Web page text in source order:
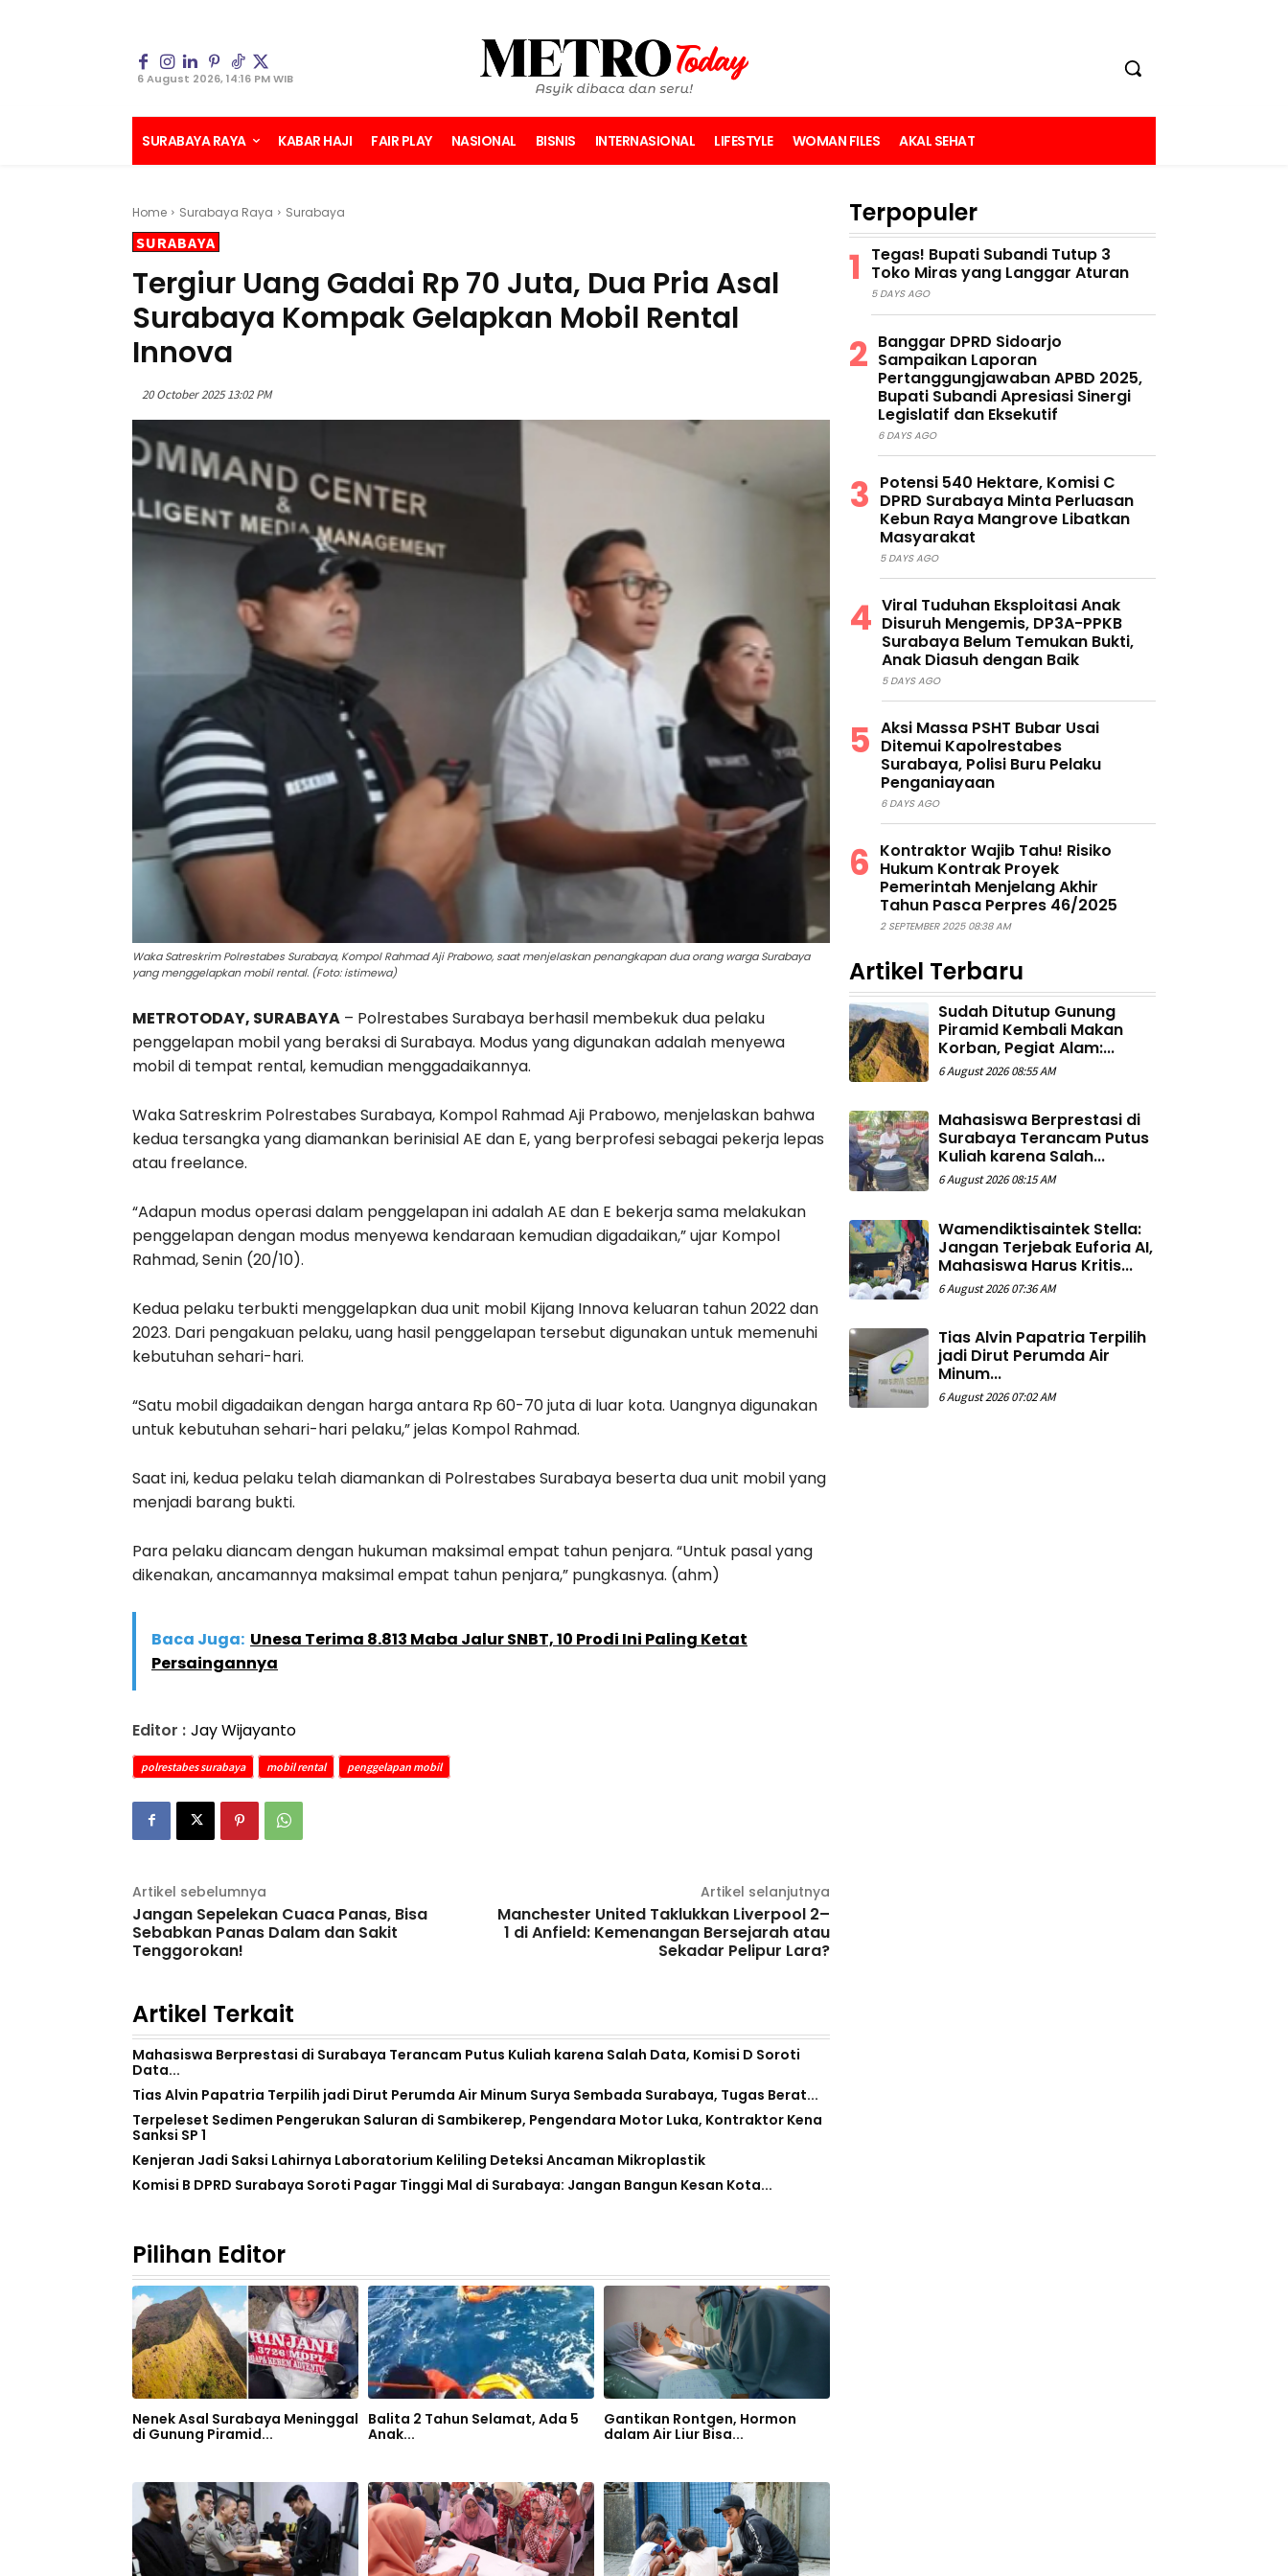
6 August 2026, 14:16 PM WIB
SURABAYA RAYA KABAR HAJI FAIR PLAY NASIONAL BISNIS INTERNASIONAL LIFESTYLE WOMAN FILES AKAL SEHAT
Home Surabaya Raya Surabaya
SURABAYA
Tergiur Uang Gadai Rp 70 Juta, Dua Pria Asal
Surabaya Kompak Gelapkan Mobil Rental
Innova
20 October 2025 13:02 PM
Waka Satreskrim Polrestabes Surabaya, Kompol Rahmad Aji Prabowo, saat menjelaskan penangkapan dua orang warga Surabaya
yang menggelapkan mobil rental. (Foto: istimewa)
METROTODAY, SURABAYA – Polrestabes Surabaya berhasil membekuk dua pelaku
penggelapan mobil yang beraksi di Surabaya. Modus yang digunakan adalah menyewa
mobil di tempat rental, kemudian menggadaikannya.
Waka Satreskrim Polrestabes Surabaya, Kompol Rahmad Aji Prabowo, menjelaskan bahwa
kedua tersangka yang diamankan berinisial AE dan E, yang berprofesi sebagai pekerja lepas
atau freelance.
“Adapun modus operasi dalam penggelapan ini adalah AE dan E bekerja sama melakukan
penggelapan dengan modus menyewa kendaraan kemudian digadaikan,” ujar Kompol
Rahmad, Senin (20/10).
Kedua pelaku terbukti menggelapkan dua unit mobil Kijang Innova keluaran tahun 2022 dan
2023. Dari pengakuan pelaku, uang hasil penggelapan tersebut digunakan untuk memenuhi
kebutuhan sehari-hari.
“Satu mobil digadaikan dengan harga antara Rp 60-70 juta di luar kota. Uangnya digunakan
untuk kebutuhan sehari-hari pelaku,” jelas Kompol Rahmad.
Saat ini, kedua pelaku telah diamankan di Polrestabes Surabaya beserta dua unit mobil yang
menjadi barang bukti.
Para pelaku diancam dengan hukuman maksimal empat tahun penjara. “Untuk pasal yang
dikenakan, ancamannya maksimal empat tahun penjara,” pungkasnya. (ahm)
Baca Juga: Unesa Terima 8.813 Maba Jalur SNBT, 10 Prodi Ini Paling Ketat
Persaingannya
Editor : Jay Wijayanto
polrestabes surabaya mobil rental penggelapan mobil
Artikel sebelumnya
Jangan Sepelekan Cuaca Panas, Bisa
Sebabkan Panas Dalam dan Sakit
Tenggorokan!
Artikel selanjutnya
Manchester United Taklukkan Liverpool 2–
1 di Anfield: Kemenangan Bersejarah atau
Sekadar Pelipur Lara?
Artikel Terkait
Mahasiswa Berprestasi di Surabaya Terancam Putus Kuliah karena Salah Data, Komisi D Soroti
Data...
Tias Alvin Papatria Terpilih jadi Dirut Perumda Air Minum Surya Sembada Surabaya, Tugas Berat...
Terpeleset Sedimen Pengerukan Saluran di Sambikerep, Pengendara Motor Luka, Kontraktor Kena
Sanksi SP 1
Kenjeran Jadi Saksi Lahirnya Laboratorium Keliling Deteksi Ancaman Mikroplastik
Komisi B DPRD Surabaya Soroti Pagar Tinggi Mal di Surabaya: Jangan Bangun Kesan Kota...
Pilihan Editor
Nenek Asal Surabaya Meninggal
di Gunung Piramid...
Balita 2 Tahun Selamat, Ada 5
Anak...
Gantikan Rontgen, Hormon
dalam Air Liur Bisa...
Terpopuler
Tegas! Bupati Subandi Tutup 3
Toko Miras yang Langgar Aturan
5 DAYS AGO
Banggar DPRD Sidoarjo
Sampaikan Laporan
Pertanggungjawaban APBD 2025,
Bupati Subandi Apresiasi Sinergi
Legislatif dan Eksekutif
6 DAYS AGO
Potensi 540 Hektare, Komisi C
DPRD Surabaya Minta Perluasan
Kebun Raya Mangrove Libatkan
Masyarakat
5 DAYS AGO
Viral Tuduhan Eksploitasi Anak
Disuruh Mengemis, DP3A-PPKB
Surabaya Belum Temukan Bukti,
Anak Diasuh dengan Baik
5 DAYS AGO
Aksi Massa PSHT Bubar Usai
Ditemui Kapolrestabes
Surabaya, Polisi Buru Pelaku
Penganiayaan
6 DAYS AGO
Kontraktor Wajib Tahu! Risiko
Hukum Kontrak Proyek
Pemerintah Menjelang Akhir
Tahun Pasca Perpres 46/2025
2 SEPTEMBER 2025 08:38 AM
Artikel Terbaru
Sudah Ditutup Gunung
Piramid Kembali Makan
Korban, Pegiat Alam:...
6 August 2026 08:55 AM
Mahasiswa Berprestasi di
Surabaya Terancam Putus
Kuliah karena Salah...
6 August 2026 08:15 AM
Wamendiktisaintek Stella:
Jangan Terjebak Euforia AI,
Mahasiswa Harus Kritis...
6 August 2026 07:36 AM
Tias Alvin Papatria Terpilih
jadi Dirut Perumda Air
Minum...
6 August 2026 07:02 AM